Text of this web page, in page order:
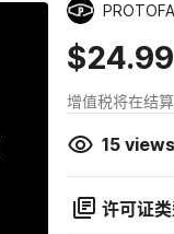
$24.99
增值税将在结
15views
许可证